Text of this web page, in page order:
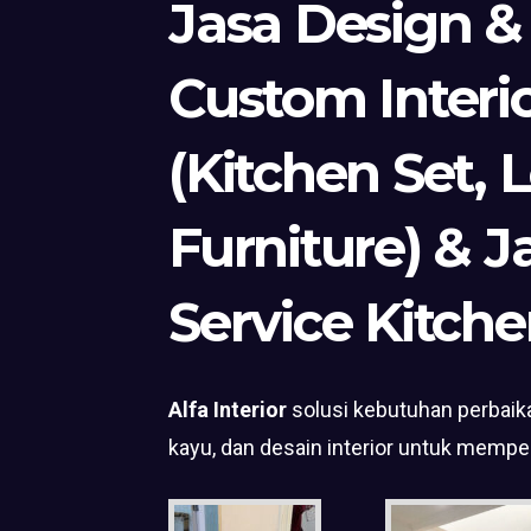
Jasa Design
Custom
(Kitchen Set,
Furniture) &
Service
Alfa Interior solusi kebutuhan
kayu, dan desain interior untuk